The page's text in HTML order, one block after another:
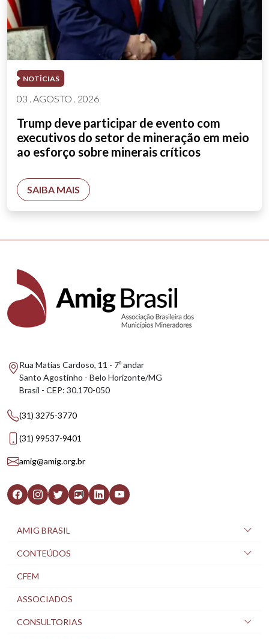
NOTÍCIAS
03 . AGOSTO . 2026
Trump deve participar de evento com
executivos do setor de mineração em meio
ao esforço sobre minerais críticos
SAIBA MAIS
Rua Matias Cardoso, 11 - 7º andar
Santo Agostinho - Belo Horizonte/MG
Brasil - CEP: 30.170-050
(31) 3275-3770
(31) 99537-9401
amig@amig.org.br
AMIG BRASIL
CONTEÚDOS
CFEM
ASSOCIADOS
CONSULTORIAS